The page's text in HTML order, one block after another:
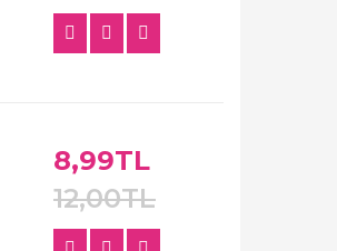
8,99TL
12,00TL